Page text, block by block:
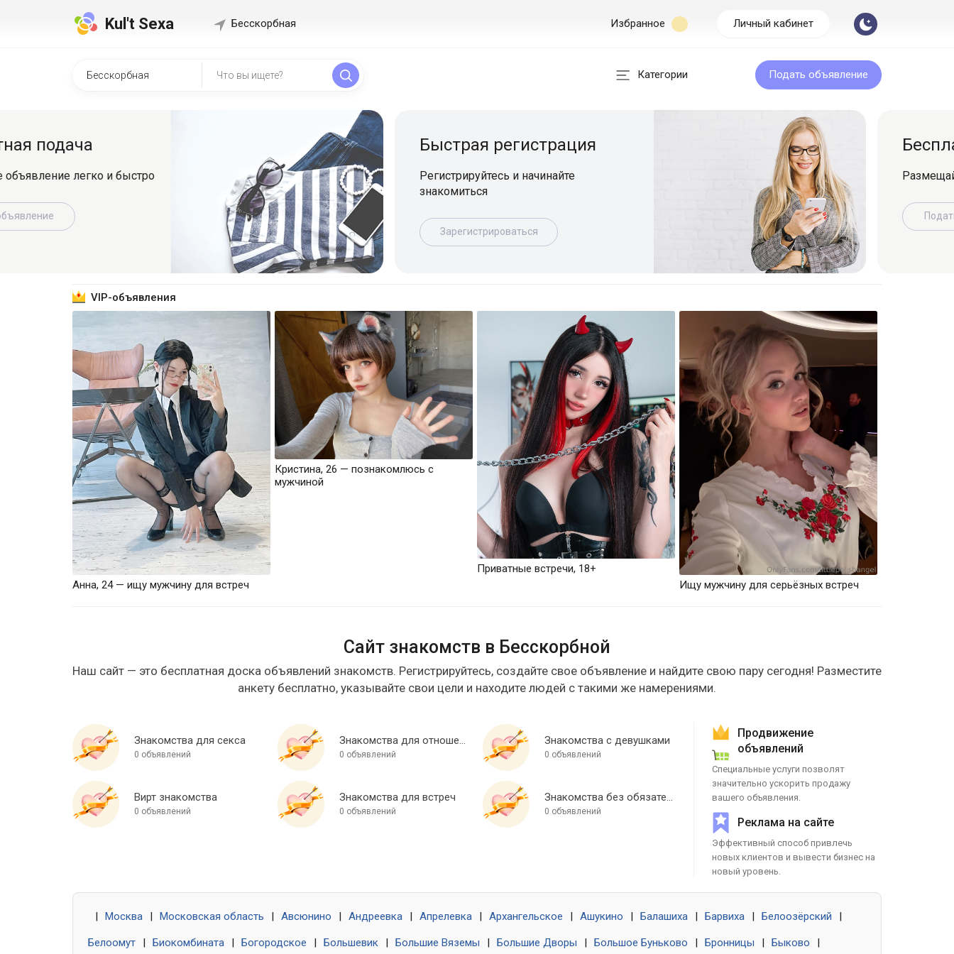
Kul't Sexa Бесскорбная Избранное Личный кабинет
Категории Подать объявление
Быстрая регистрация
Регистрируйтесь и начинайте
знакомиться
Зарегистрироваться
Бесплатная подача
Размещайте объявление легко и
Подать объявление
VIP-объявления
Анна, 24 — ищу мужчину для встреч
Кристина, 26 — познакомлюсь с
мужчиной
Приватные встречи, 18+
Ищу мужчину для серьёзных встреч
Сайт знакомств в Бесскорбной
Наш сайт — это бесплатная доска объявлений знакомств. Регистрируйтесь, создайте свое объявление и найдите свою пару сегодня! Разместите
анкету бесплатно, указывайте свои цели и находите людей с такими же намерениями.
Знакомства для секса
0 объявлений
Знакомства для отношений
0 объявлений
Знакомства с девушками
0 объявлений
Вирт знакомства
0 объявлений
Знакомства для встреч
0 объявлений
Знакомства без обязательств
0 объявлений
Продвижение
объявлений
Специальные услуги позволят
значительно ускорить продажу
вашего объявления.
Реклама на сайте
Эффективный способ привлечь
новых клиентов и вывести бизнес на
новый уровень.
Москва Московская область Авсюнино Андреевка Апрелевка Архангельское Ашукино Балашиха Барвиха Белоозёрский
Белоомут Биокомбината Богородское Большевик Большие Вяземы Большие Дворы Большое Буньково Бронницы Быково